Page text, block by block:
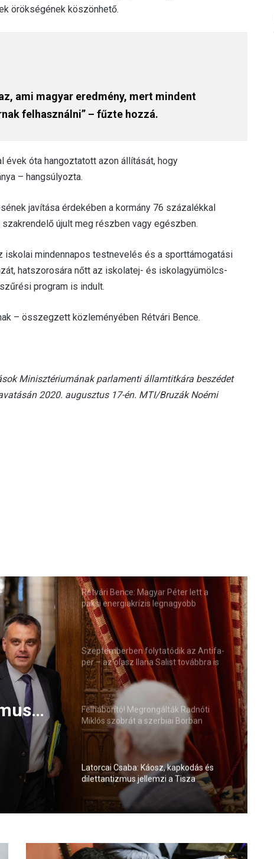
örökségének köszönhető.
ami magyar eredmény, mert mindent
felhasználni” – fűzte hozzá.
évek óta hangoztatott azon állítását, hogy
– hangsúlyozta.
javítása érdekében a kormány 76 százalékkal
újult meg részben vagy egészben.
mindennapos testnevelés és a sporttámogatási
hatszorosára nőtt az iskolatej- és iskolagyümölcs-
program is indult.
– összegzett közleményében Rétvári Bence.
Minisztériumának parlamenti államtitkára beszédet
2020. augusztus 17-én. MTI/Bruzák Noémi
Rétvári Bence: Magyar Péter lett a
paksi energiakrízis legnagyobb
rémhírterjesztője (VIDEÓ)
Szeptemberben folytatódik az Antifa-
per – az olasz Ilaria Salist továbbra is
mentelmi jog védi
Felháborító! Megrongálták Radnóti
Miklós szobrát a szerbiai Borban
Latorcai Csaba: Káosz, kapkodás és
dilettantizmus jellemzi a Tisza
kormányzását